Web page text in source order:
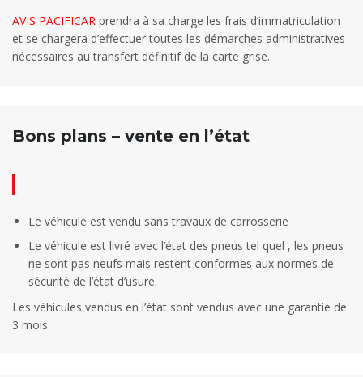
AVIS PACIFICAR prendra à sa charge les frais d’immatriculation
et se chargera d’effectuer toutes les démarches administratives
nécessaires au transfert définitif de la carte grise.
Bons plans – vente en l’état
Le véhicule est vendu sans travaux de carrosserie
Le véhicule est livré avec l’état des pneus tel quel , les pneus
ne sont pas neufs mais restent conformes aux normes de
sécurité de l’état d’usure.
Les véhicules vendus en l’état sont vendus avec une garantie de
3 mois.